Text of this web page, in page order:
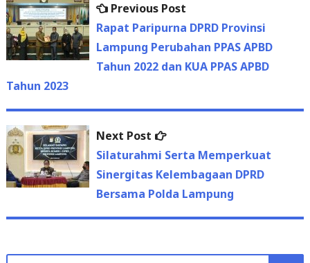
Post
navigation
Previous Post
post:
Rapat Paripurna DPRD Provinsi
Lampung Perubahan PPAS APBD
Tahun 2022 dan KUA PPAS APBD
Tahun 2023
Next Post
Next
post:
Silaturahmi Serta Memperkuat
Sinergitas Kelembagaan DPRD
Bersama Polda Lampung